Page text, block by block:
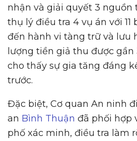
nhận và giải quyết 3 nguồn
thụ lý điều tra 4 vụ án với 11
đến hành vi tàng trữ và lưu
lượng tiền giả thu được gần
cho thấy sự gia tăng đáng
trước.
Đặc biệt, Cơ quan An ninh
an Bình Thuận đã phối hợp
phố xác minh, điều tra làm